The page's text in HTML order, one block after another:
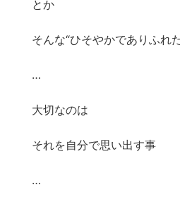
とか
そんな“ひそやかでありふれ
…
大切なのは
それを自分で思い出す事
…